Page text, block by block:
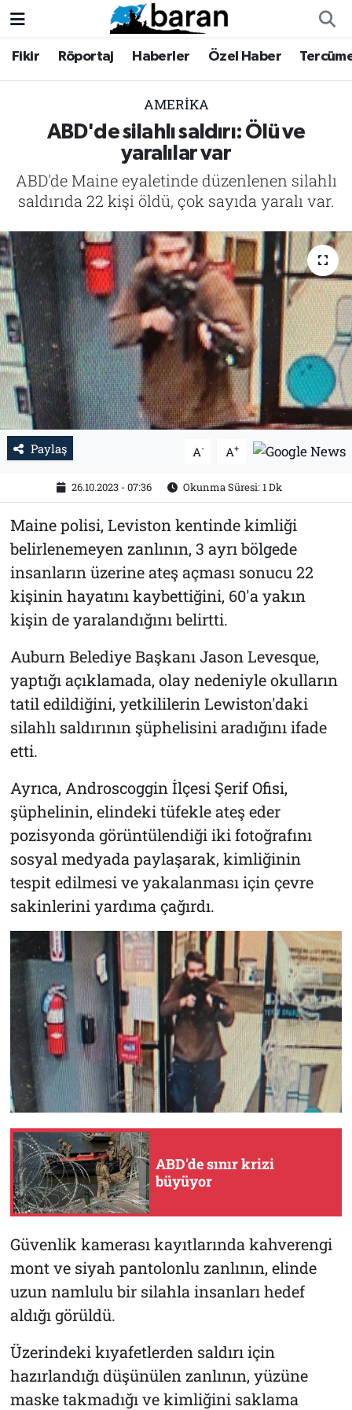
Fikir Röportaj Haberler Özel Haber
AMERIKA
ABD'de silahlı saldırı: Ölü ve
yaralılar var
ABD'de Maine eyaletinde düzenlenen silahlı
saldırıda 22 kişi öldü, çok sayıda yaralı var.
Paylaş A- A+
26.10.2023 - 07:36 Okunma Süresi: 1 Dk
Maine polisi, Leviston kentinde kimliği
belirlenemeyen zanlının, 3 ayrı bölgede
insanların üzerine ateş açması sonucu 22
kişinin hayatını kaybettiğini, 60'a yakın
kişin de yaralandığını belirtti.
Auburn Belediye Başkanı Jason Levesque,
yaptığı açıklamada, olay nedeniyle okulların
tatil edildiğini, yetkililerin Lewiston'daki
silahlı saldırının şüphelisini aradığını ifade
etti.
Ayrıca, Androscoggin İlçesi Şerif Ofisi,
şüphelinin, elindeki tüfekle ateş eder
pozisyonda görüntülendiği iki fotoğrafını
sosyal medyada paylaşarak, kimliğinin
tespit edilmesi ve yakalanması için çevre
sakinlerini yardıma çağırdı.
ABD'de sınır krizi
büyüyor
Güvenlik kamerası kayıtlarında kahverengi
mont ve siyah pantolonlu zanlının, elinde
uzun namlulu bir silahla insanları hedef
aldığı görüldü.
Üzerindeki kıyafetlerden saldırı için
hazırlandığı düşünülen zanlının, yüzüne
maske takmadığı ve kimliğini saklama
Fikir
Haberler
Özel Haber
İktibas
Büyük Doğu-İbda
Dergi
Tarih
Fikir
Haberler
Özel Haber
İktibas
Büyük Doğu-İbda
Dergi
İletişim
Künye
Nöbetçi Eczaneler
Trafik Durumu
Süper Lig Puan Durumu ve Fikstür
Son Dakika Haberleri
Haber Arşivi